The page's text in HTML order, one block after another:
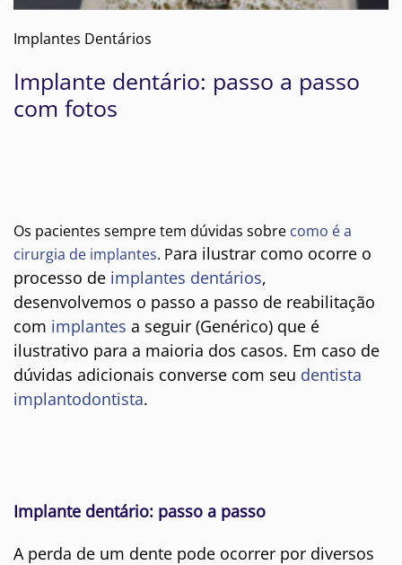
Implantes Dentários
Implante dentário: passo a passo
com fotos
Os pacientes sempre tem dúvidas sobre como é a
cirurgia de implantes. Para ilustrar como ocorre o
processo de implantes dentários,
desenvolvemos o passo a passo de reabilitação
com implantes a seguir (Genérico) que é
ilustrativo para a maioria dos casos. Em caso de
dúvidas adicionais converse com seu dentista
implantodontista.
Implante dentário: passo a passo
A perda de um dente pode ocorrer por diversos